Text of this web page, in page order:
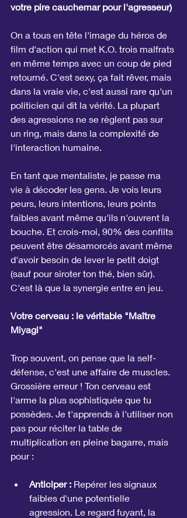
votre pire cauchemar pour l'agresseur)
On a tous en tête l'image du héros de
film d'action qui met K.O. trois malfrats
en même temps avec un coup de pied
retourné. C'est sexy, ça fait rêver, mais
dans la vraie vie, c'est aussi rare qu'un
politicien qui dit la vérité. La plupart
des agressions ne se règlent pas sur
un ring, mais dans la complexité de
l'interaction humaine.
En tant que mentaliste, je passe ma
vie à décoder les gens. Je vois leurs
peurs, leurs intentions, leurs points
faibles avant même qu'ils n'ouvrent la
bouche. Et crois-moi, 90% des conflits
peuvent être désamorcés avant même
d'avoir besoin de lever le petit doigt
(sauf pour siroter ton thé, bien sûr).
C'est là que la synergie entre en jeu.
Votre cerveau : le véritable "Maître
Miyagi"
Trop souvent, on pense que la self-
défense, c'est une affaire de muscles.
Grossière erreur ! Ton cerveau est
l'arme la plus sophistiquée que tu
possèdes. Je t'apprends à l'utiliser non
pas pour réciter la table de
multiplication en pleine bagarre, mais
pour :
Anticiper : Repérer les signaux
faibles d'une potentielle
agression. Le regard fuyant, la